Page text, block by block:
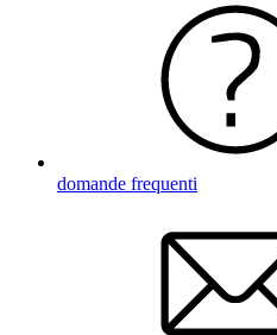
domande frequenti